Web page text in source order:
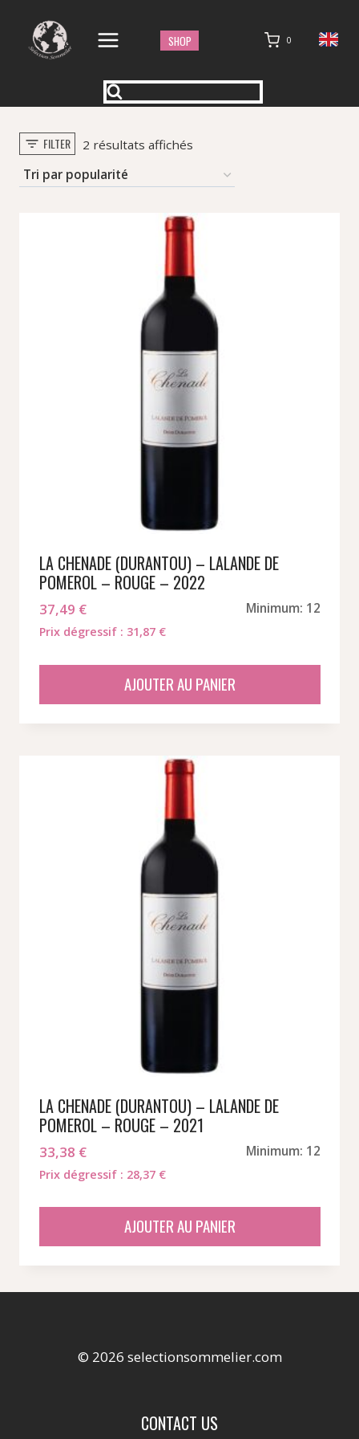
contenu
SHOP 0
FILTER 2 résultats affichésTrié
popularité
LA CHENADE (DURANTOU) – LALANDE DE
POMEROL – ROUGE – 2022
37,49 € Minimum: 12
Prix dégressif : 31,87 €
AJOUTER AU PANIER
LA CHENADE (DURANTOU) – LALANDE DE
POMEROL – ROUGE – 2021
33,38 € Minimum: 12
Prix dégressif : 28,37 €
AJOUTER AU PANIER
© 2026 selectionsommelier.com
CONTACT US